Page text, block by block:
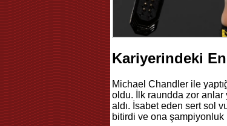
Kariyerindeki
Michael Chandler ile
oldu. İlk raundda zor anlar
aldı. İsabet eden sert sol
bitirdi ve ona şampiyonluk